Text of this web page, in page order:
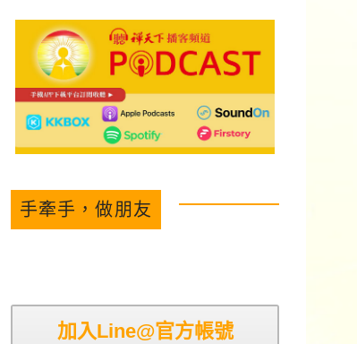
手牽手，做朋友
加入Line@官方帳號